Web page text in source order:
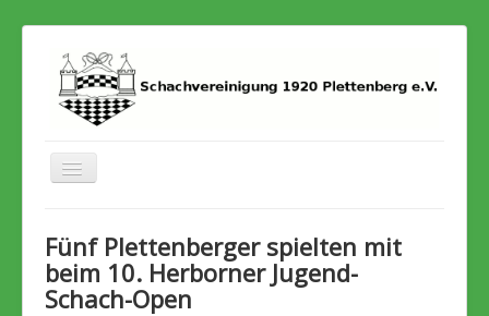
Toggle
Navigation
Termine
Stadtmeisterschaft
Fünf Plettenberger spielten mit
beim 10. Herborner Jugend-
Schach-Open